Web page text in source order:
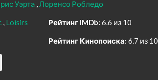
Уэрта Лоренсо Робледо
Loisirs
Рейтинг IMDb: 6.6 из 10
Рейтинг Кинопоиска: 6.7 из 10